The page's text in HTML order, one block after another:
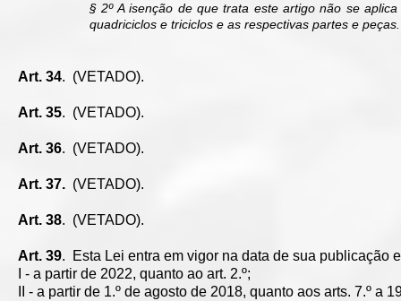
§ 2º A isenção de que trata este artigo não se
quadriciclos e triciclos e as respectivas partes e
Art. 34. (VETADO).
Art. 35. (VETADO).
Art. 36. (VETADO).
Art. 37. (VETADO).
Art. 38. (VETADO).
Art. 39. Esta Lei entra em vigor na data de sua publicação
I - a partir de 2022, quanto ao art. 2.º;
II - a partir de 1.º de agosto de 2018, quanto aos arts. 7.º a